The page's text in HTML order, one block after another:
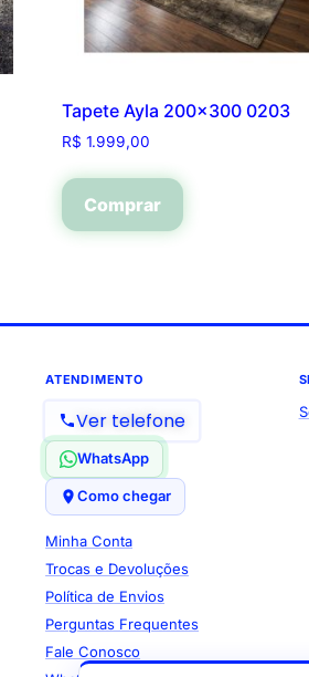
Tapete Ayla 200×300 0203
R$ 1.999,00
Comprar
ATENDIMENTO
Ver telefone
WhatsApp
Como chegar
Minha Conta
Trocas e Devoluções
Política de Envios
Perguntas Frequentes
Fale Conosco